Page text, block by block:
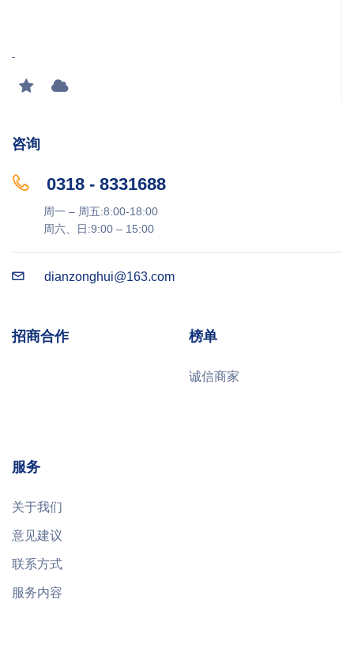
咨询
0318 - 8331688
周一 – 周五:8:00-18:00
周六、日:9:00 – 15:00
dianzonghui@163.com
招商合作 榜单
诚信商家
服务
关于我们
意见建议
联系方式
服务内容